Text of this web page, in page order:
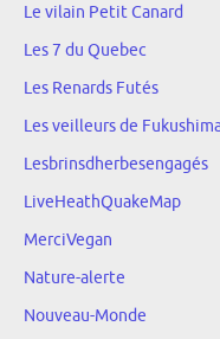
Le vilain Petit Canard
Les 7 du Quebec
Les Renards Futés
Les veilleurs de
Lesbrinsdherbesengagés
LiveHeathQuakeMap
MerciVegan
Nature-alerte
Nouveau-Monde